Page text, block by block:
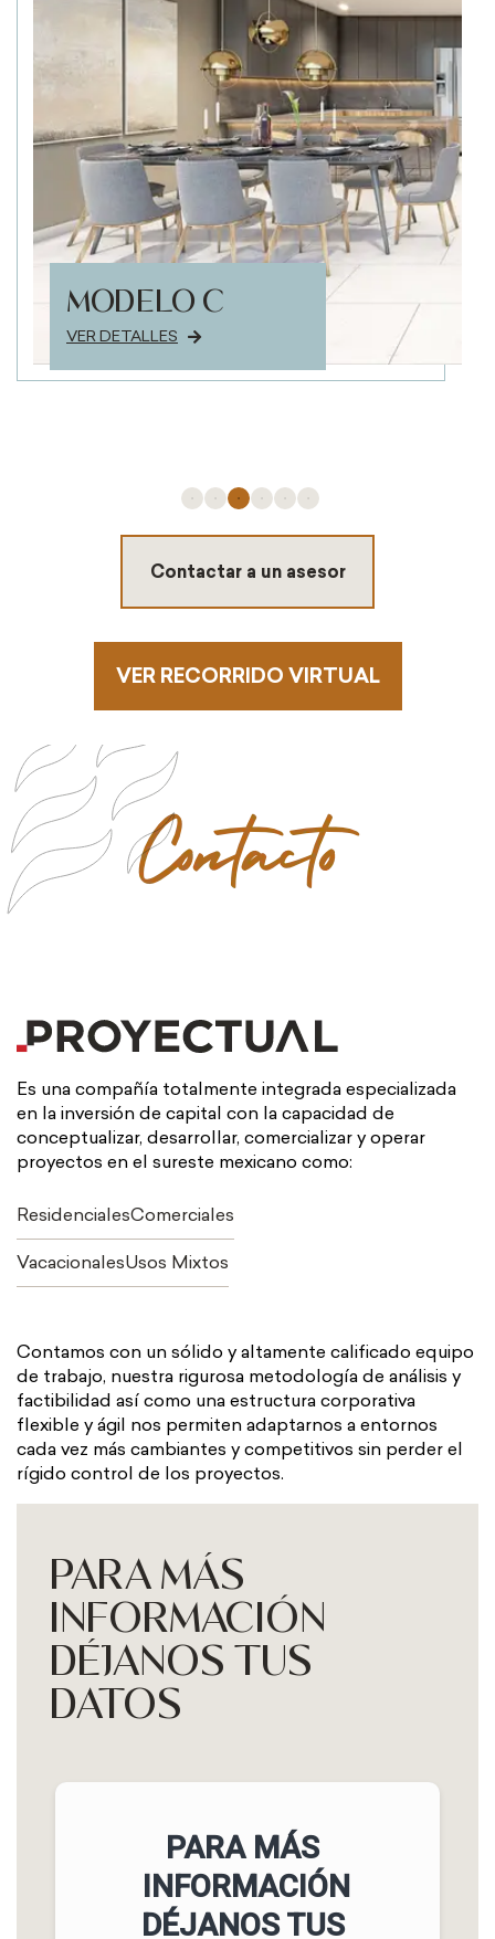
MODELO C
VER DETALLES
Contactar a un asesor
VER RECORRIDO VIRTUAL
Es una compañía totalmente integrada especializada
en la inversión de capital con la capacidad de
conceptualizar, desarrollar, comercializar y operar
proyectos en el sureste mexicano como:
ResidencialesComerciales
VacacionalesUsos Mixtos
Contamos con un sólido y altamente calificado equipo
de trabajo, nuestra rigurosa metodología de análisis y
factibilidad así como una estructura corporativa
flexible y ágil nos permiten adaptarnos a entornos
cada vez más cambiantes y competitivos sin perder el
rígido control de los proyectos.
PARA MÁS
INFORMACIÓN
DÉJANOS TUS
DATOS